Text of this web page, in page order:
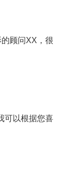
顾问XX，很
可以根据您喜